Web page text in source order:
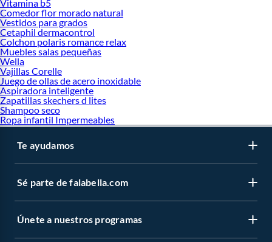
Vitamina b5
Comedor flor morado natural
Vestidos para grados
Cetaphil dermacontrol
Colchon polaris romance relax
Muebles salas pequeñas
Wella
Vajillas Corelle
Juego de ollas de acero inoxidable
Aspiradora inteligente
Zapatillas skechers d lites
Shampoo seco
Ropa infantil Impermeables
Te ayudamos
Sé parte de falabella.com
Únete a nuestros programas